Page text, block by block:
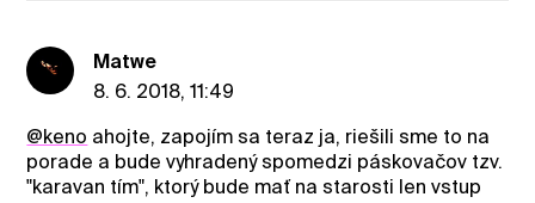
Matwe
8. 6. 2018, 11:49
@keno ahojte, zapojím sa teraz ja, riešili sme to na
porade a bude vyhradený spomedzi páskovačov tzv.
"karavan tím", ktorý bude mať na starosti len vstup